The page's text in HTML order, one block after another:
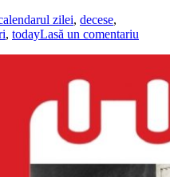
zilei, decese,
, todayLasă un comentariu